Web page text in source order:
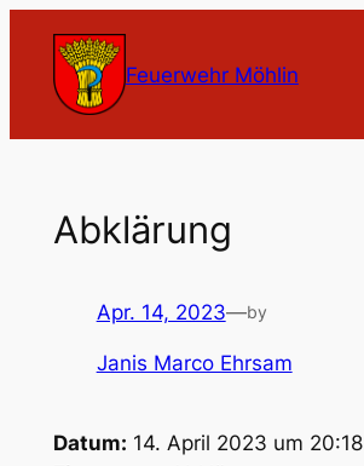
Inhalt
springen
Feuerwehr Möhlin
Abklärung
Apr. 14, 2023—by
Janis Marco Ehrsam
Datum: 14. April 2023 um 20:18